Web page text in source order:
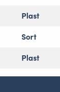
Plast
Sort
Plast